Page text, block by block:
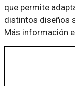
que permite
distintos diseños
Más información